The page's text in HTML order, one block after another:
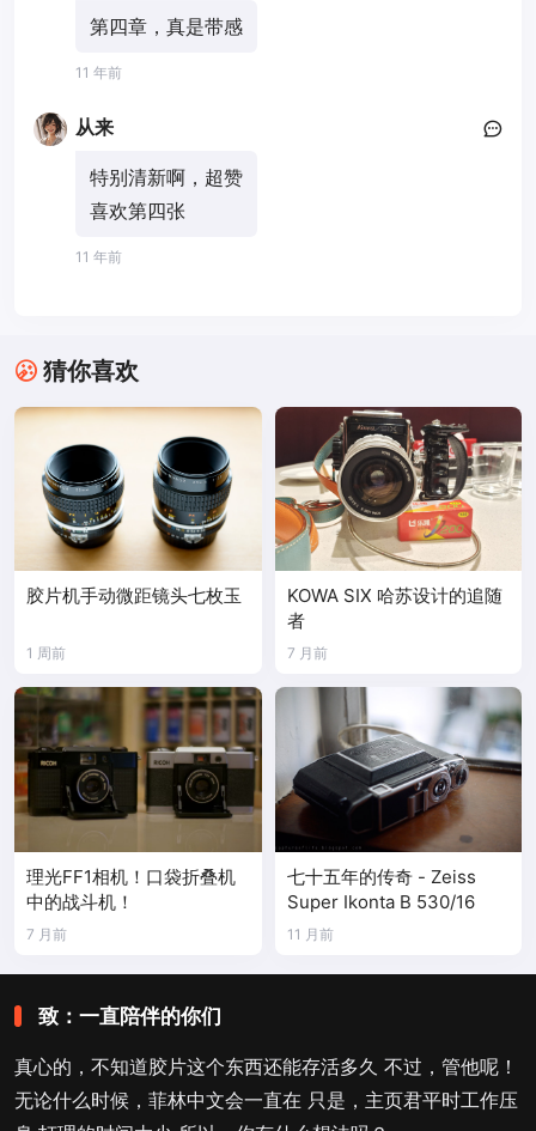
第四章，真是带感
11 年前
从来
特别清新啊，超赞
喜欢第四张
11 年前
猜你喜欢
胶片机手动微距镜头七枚玉
1 周前
KOWA SIX 哈苏设计的追随
者
7 月前
理光FF1相机！口袋折叠机
中的战斗机！
7 月前
七十五年的传奇 - Zeiss
Super Ikonta B 530/16
11 月前
致：一直陪伴的你们
真心的，不知道胶片这个东西还能存活多久 不过，管他呢！
无论什么时候，菲林中文会一直在 只是，主页君平时工作压